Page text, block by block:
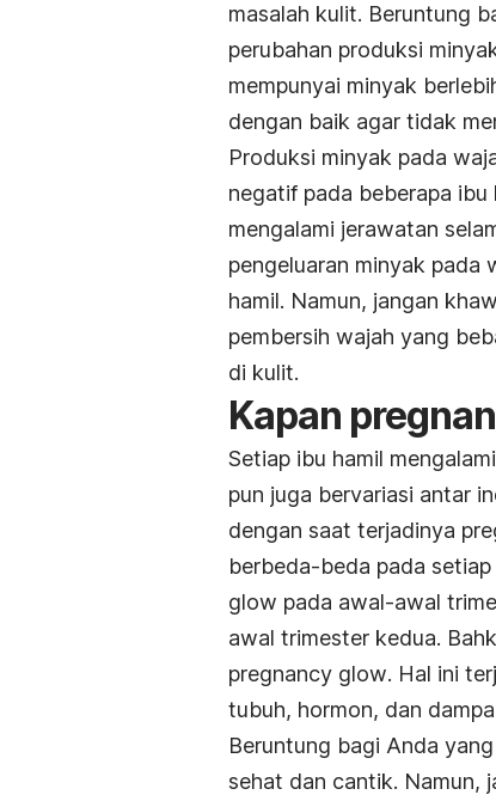
masalah kulit. Beruntung
perubahan produksi
mempunyai minyak
dengan baik agar tidak
Produksi minyak pada
negatif pada beberapa ibu
mengalami jerawatan
pengeluaran minyak pada
hamil. Namun, jangan
pembersih wajah yang
di kulit.
Kapan p
Setiap ibu hamil
pun juga bervariasi antar
dengan saat terjadinya
berbeda-beda pada
glow pada awal-awal
awal trimester kedua.
pregnancy glow. Hal ini
tubuh, hormon, dan
Beruntung bagi Anda
sehat dan cantik. Namun,